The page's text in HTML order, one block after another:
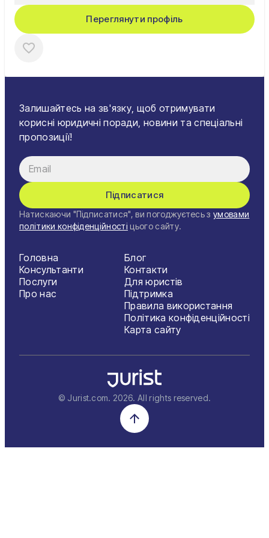
Переглянути профіль
Залишайтесь на зв'язку, щоб отримувати
корисні юридичні поради, новини та спеціальні
пропозиції!
Підписатися
Натискаючи "Підписатися", ви погоджуєтесь з умовами
політики конфіденційності цього сайту.
Головна
Консультанти
Послуги
Про нас
Блог
Контакти
Для юристів
Підтримка
Правила використання
Політика конфіденційності
Карта сайту
© Jurist.com. 2026. All rights reserved.